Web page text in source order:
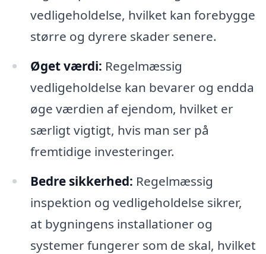
vedligeholdelse, hvilket kan forebygge
større og dyrere skader senere.
Øget værdi: Regelmæssig
vedligeholdelse kan bevarer og endda
øge værdien af ejendom, hvilket er
særligt vigtigt, hvis man ser på
fremtidige investeringer.
Bedre sikkerhed: Regelmæssig
inspektion og vedligeholdelse sikrer,
at bygningens installationer og
systemer fungerer som de skal, hvilket